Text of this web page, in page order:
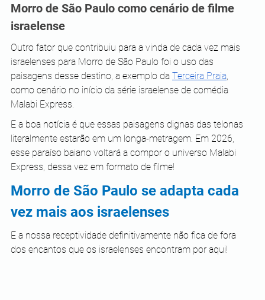
Morro de São Paulo como cenário de filme
israelense
Outro fator que contribuiu para a vinda de cada vez mais
israelenses para Morro de São Paulo foi o uso das
paisagens desse destino, a exemplo da Terceira Praia,
como cenário no início da série israelense de comédia
Malabi Express.
E a boa notícia é que essas paisagens dignas das telonas
literalmente estarão em um longa-metragem. Em 2026,
esse paraíso baiano voltará a compor o universo Malabi
Express, dessa vez em formato de filme!
Morro de São Paulo se adapta cada
vez mais aos israelenses
E a nossa receptividade definitivamente não fica de fora
dos encantos que os israelenses encontram por aqui!